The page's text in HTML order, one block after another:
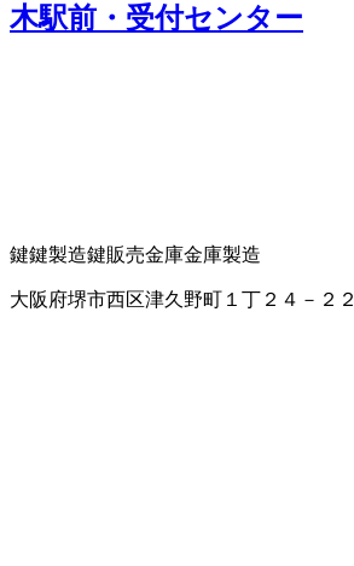
木駅前・受付センター
鍵鍵製造鍵販売金庫金庫製造
大阪府堺市西区津久野町１丁２４－２２